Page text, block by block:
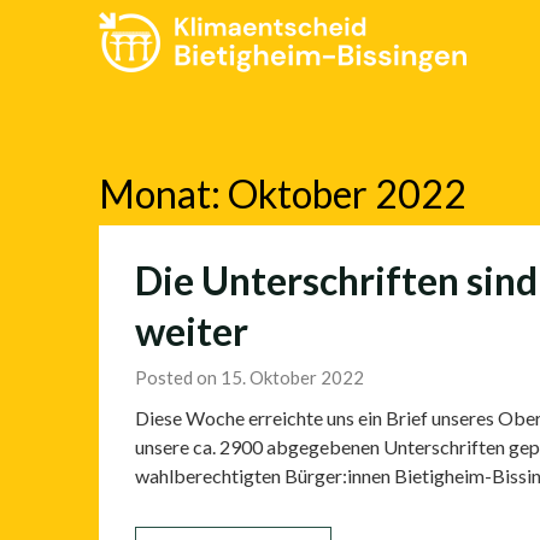
Monat: Oktober 2022
Die Unterschriften
weiter
Posted on 15. Oktober 2022
Diese Woche erreichte uns ein Brief unseres
unsere ca. 2900 abgegebenen Unterschriften
wahlberechtigten Bürger:innen Bietigheim-